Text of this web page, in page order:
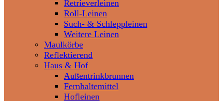
Retrieverleinen
Roll-Leinen
Such- & Schleppleinen
Weitere Leinen
Maulkörbe
Reflektierend
Haus & Hof
Außentrinkbrunnen
Fernhaltemittel
Hofleinen